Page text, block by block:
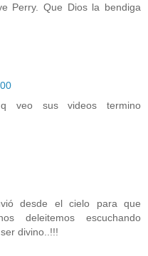
Perry. Que Dios la bendiga
veo sus videos termino
desde el cielo para que
deleitemos escuchando
divino..!!!